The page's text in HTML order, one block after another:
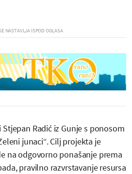
Radić iz Gunje s ponosom
junaci“. Cilj projekta je
na odgovorno ponašanje prema
pravilno razvrstavanje resursa